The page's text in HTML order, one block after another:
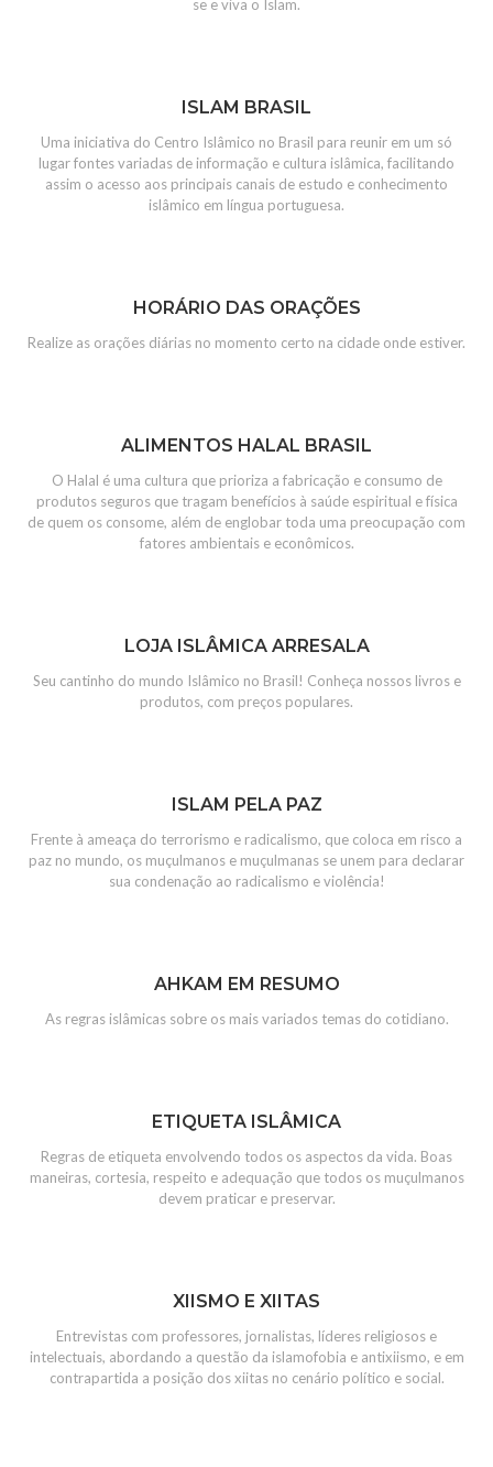
se e viva o Islam.
ISLAM BRASIL
Uma iniciativa do Centro Islâmico no Brasil para reunir em um só
lugar fontes variadas de informação e cultura islâmica, facilitando
assim o acesso aos principais canais de estudo e conhecimento
islâmico em língua portuguesa.
HORÁRIO DAS ORAÇÕES
Realize as orações diárias no momento certo na cidade onde estiver.
ALIMENTOS HALAL BRASIL
O Halal é uma cultura que prioriza a fabricação e consumo de
produtos seguros que tragam benefícios à saúde espiritual e física
de quem os consome, além de englobar toda uma preocupação com
fatores ambientais e econômicos.
LOJA ISLÂMICA ARRESALA
Seu cantinho do mundo Islâmico no Brasil! Conheça nossos livros e
produtos, com preços populares.
ISLAM PELA PAZ
Frente à ameaça do terrorismo e radicalismo, que coloca em risco a
paz no mundo, os muçulmanos e muçulmanas se unem para declarar
sua condenação ao radicalismo e violência!
AHKAM EM RESUMO
As regras islâmicas sobre os mais variados temas do cotidiano.
ETIQUETA ISLÂMICA
Regras de etiqueta envolvendo todos os aspectos da vida. Boas
maneiras, cortesia, respeito e adequação que todos os muçulmanos
devem praticar e preservar.
XIISMO E XIITAS
Entrevistas com professores, jornalistas, líderes religiosos e
intelectuais, abordando a questão da islamofobia e antixiismo, e em
contrapartida a posição dos xiitas no cenário político e social.